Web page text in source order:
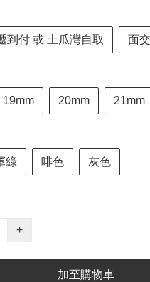
到付 或 土瓜灣自取 面
19mm 20mm 21mm
綠 啡色 灰色
+
加至購物車